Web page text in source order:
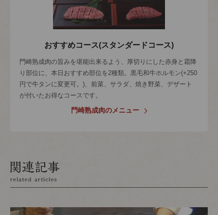
おすすめコース(スタンダードコース)
門崎熟成肉の旨みを堪能出来るよう、厚切りにした赤身と霜降
り部位に、本日おすすめ部位を2種類。黒毛和牛ホルモン(+250
円で牛タンに変更可。)、前菜、サラダ、焼き野菜、デザート
が付いたお得なコースです。
門崎熟成肉のメニュー